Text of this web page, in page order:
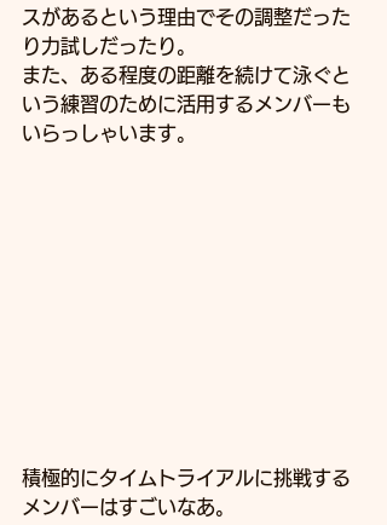
スがあるという理由でその調整だった
り力試しだったり。
また、ある程度の距離を続けて泳ぐと
いう練習のために活用するメンバーも
いらっしゃいます。
積極的にタイムトライアルに挑戦する
メンバーはすごいなあ。